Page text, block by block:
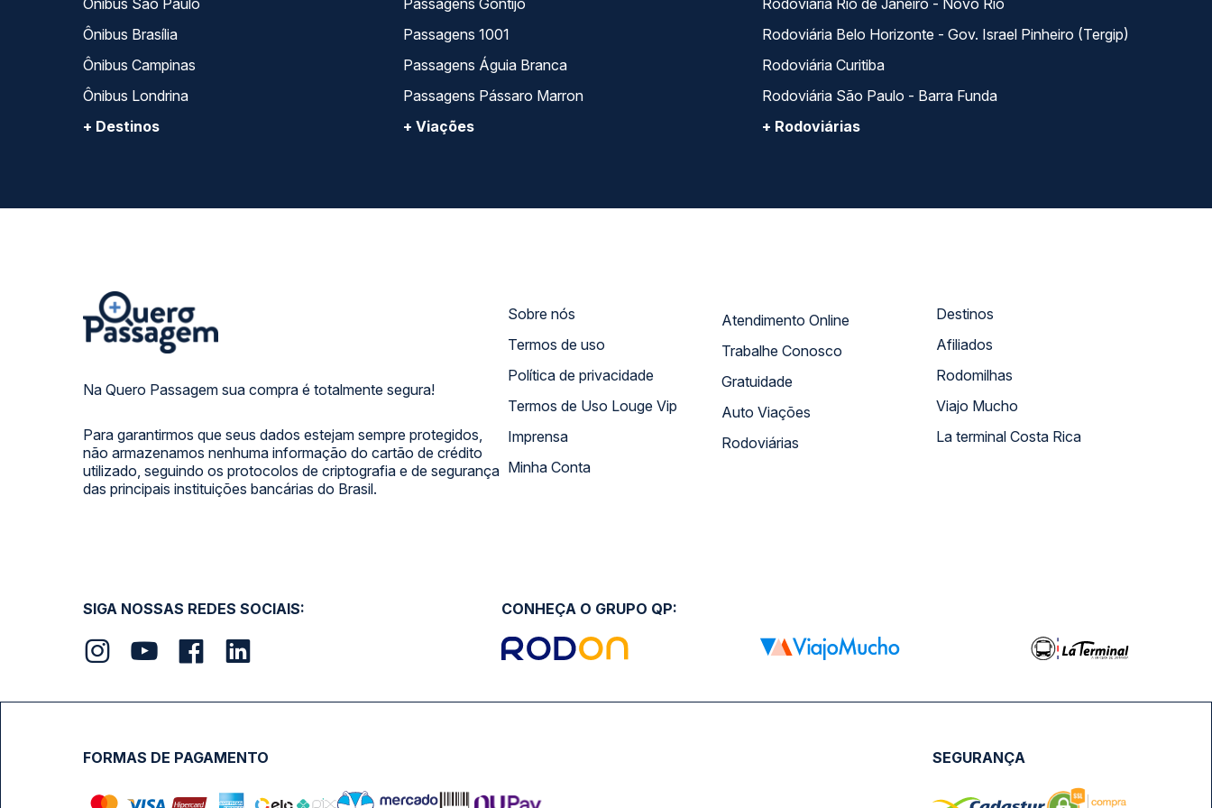
Ônibus São Paulo
Ônibus Brasília
Ônibus Campinas
Ônibus Londrina
+ Destinos
Passagens Gontijo
Passagens 1001
Passagens Águia Branca
Passagens Pássaro Marron
+ Viações
Rodoviária Rio de Janeiro - Novo Rio
Rodoviária Belo Horizonte - Gov. Israel Pinheiro (Tergip)
Rodoviária Curitiba
Rodoviária São Paulo - Barra Funda
+ Rodoviárias
Na Quero Passagem sua compra é totalmente segura!
Para garantirmos que seus dados estejam sempre protegidos,
não armazenamos nenhuma informação do cartão de crédito
utilizado, seguindo os protocolos de criptografia e de segurança
das principais instituições bancárias do Brasil.
Sobre nós
Termos de uso
Política de privacidade
Termos de Uso Louge Vip
Imprensa
Minha Conta
Atendimento Online
Trabalhe Conosco
Gratuidade
Auto Viações
Rodoviárias
Destinos
Afiliados
Rodomilhas
Viajo Mucho
La terminal Costa Rica
SIGA NOSSAS REDES SOCIAIS: CONHEÇA O GRUPO QP:
FORMAS DE PAGAMENTO SEGURANÇA